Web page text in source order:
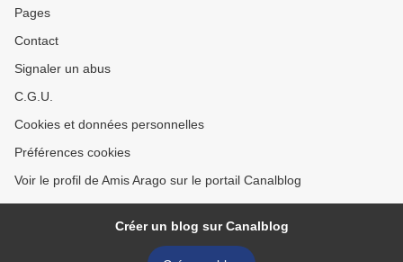
Pages
Contact
Signaler un abus
C.G.U.
Cookies et données personnelles
Préférences cookies
Voir le profil de Amis Arago sur le portail Canalblog
Créer un blog sur Canalblog